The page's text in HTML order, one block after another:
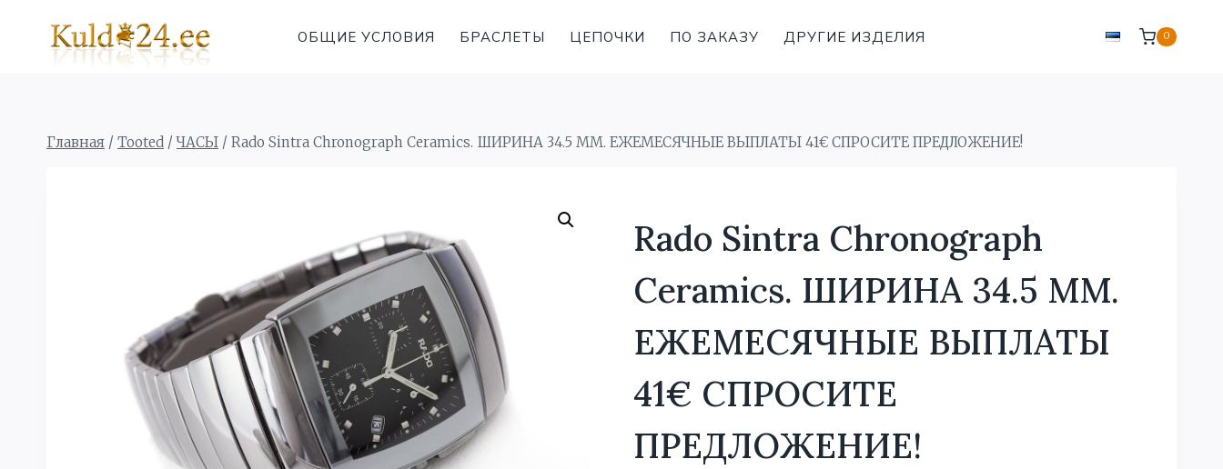
содержимому
ОБЩИЕ УСЛОВИЯ БРАСЛЕТЫ ЦЕПОЧКИ ПО ЗАКАЗУ ДРУГИЕ ИЗДЕЛИЯ 0
Главная / Tooted / ЧАСЫ / Rado Sintra Chronograph Ceramics. ШИРИНА 34.5 MM. ЕЖЕМЕСЯЧНЫЕ ВЫПЛАТЫ 41€ СПРОСИТЕ ПРЕДЛОЖЕНИЕ!
Rado Sintra Chronograph
Ceramics. ШИРИНА 34.5 MM.
ЕЖЕМЕСЯЧНЫЕ ВЫПЛАТЫ
41€ СПРОСИТЕ
ПРЕДЛОЖЕНИЕ!